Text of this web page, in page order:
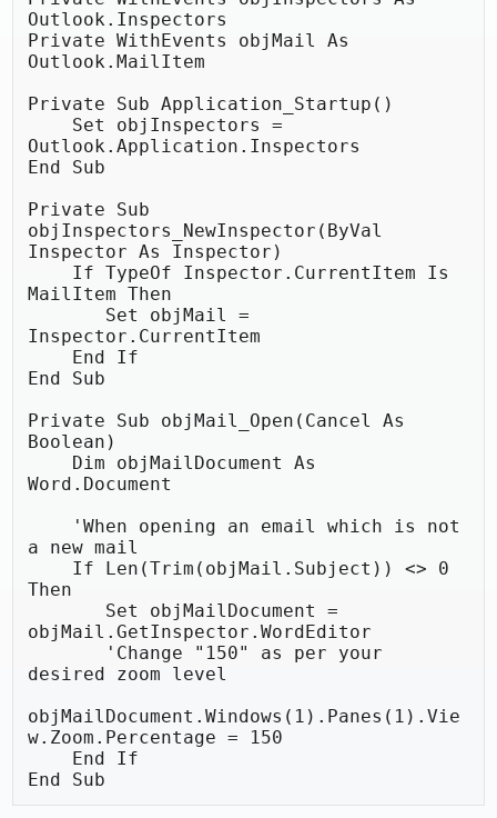
Outlook.Inspectors
Private WithEvents objMail As
Outlook.MailItem
Private Sub Application_Startup()
Outlook.Application.Inspectors
End Sub
Private Sub
objInspectors_NewInspector(ByVal
Inspector As Inspector)
MailItem Then
Inspector.CurrentItem
End Sub
Private Sub objMail_Open(Cancel As
Boolean)
Word.Document
a new mail
Then
objMail.GetInspector.WordEditor
desired zoom level
objMailDocument.Windows(1).Panes(1).Vie
w.Zoom.Percentage = 150
End Sub